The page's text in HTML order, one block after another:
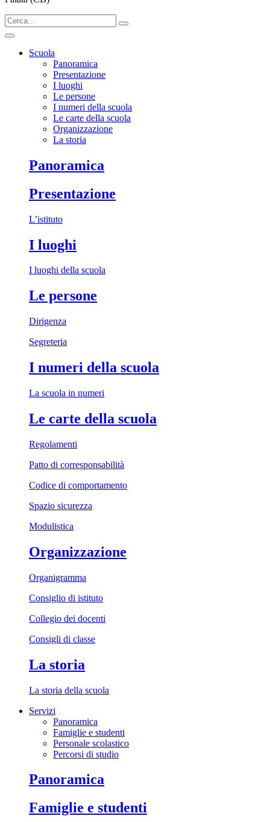
Scuola
Panoramica
Presentazione
I luoghi
Le persone
I numeri della scuola
Le carte della scuola
Organizzazione
La storia
Panoramica
Presentazione
L’istituto
I luoghi
I luoghi della scuola
Le persone
Dirigenza
Segreteria
I numeri della scuola
La scuola in numeri
Le carte della scuola
Regolamenti
Patto di corresponsabilità
Codice di comportamento
Spazio sicurezza
Modulistica
Organizzazione
Organigramma
Consiglio di istituto
Collegio dei docenti
Consigli di classe
La storia
La storia della scuola
Servizi
Panoramica
Famiglie e studenti
Personale scolastico
Percorsi di studio
Panoramica
Famiglie e studenti